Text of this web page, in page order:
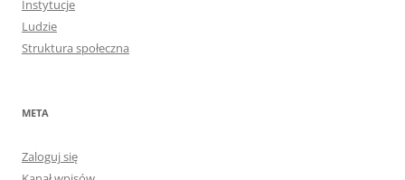
Instytucje
Ludzie
Struktura społeczna
META
Zaloguj się